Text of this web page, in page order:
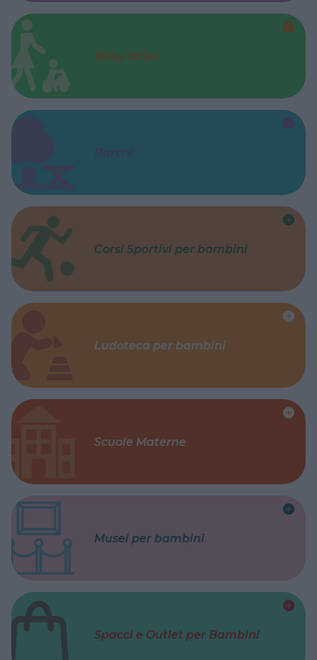
Baby Sitter
Parchi
Corsi Sportivi per bambini
Ludoteca per bambini
Scuole Materne
Musei per bambini
Spacci e Outlet per Bambini